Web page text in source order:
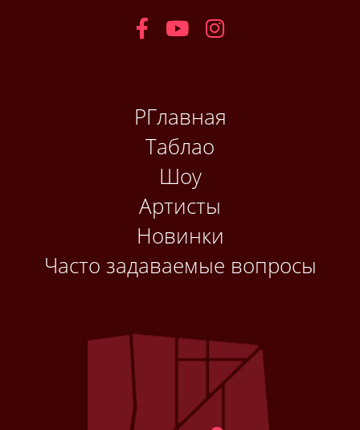
РГлавная
Таблао
Шоу
Артисты
Новинки
Часто задаваемые вопросы